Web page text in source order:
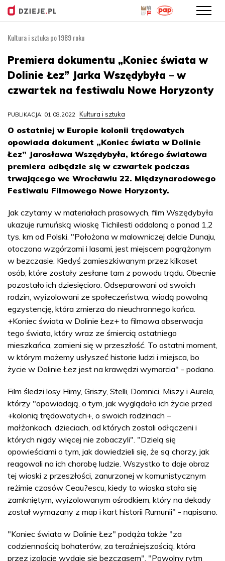
treści
Kultura i sztuka po 1989 roku
Premiera dokumentu „Koniec świata w
Dolinie Łez” Jarka Wszędybyła – w
czwartek na festiwalu Nowe Horyzonty
PUBLIKACJA: 01.08.2022 Kultura i sztuka
O ostatniej w Europie kolonii trędowatych
opowiada dokument „Koniec świata w Dolinie
Łez” Jarosława Wszędybyła, którego światowa
premiera odbędzie się w czwartek podczas
trwającego we Wrocławiu 22. Międzynarodowego
Festiwalu Filmowego Nowe Horyzonty.
Jak czytamy w materiałach prasowych, film Wszędybyła
ukazuje rumuńską wioskę Tichilesti oddaloną o ponad 1,2
tys. km od Polski. "Położona w malowniczej delcie Dunaju,
otoczona wzgórzami i lasami, jest miejscem pogrążonym
w bezczasie. Kiedyś zamieszkiwanym przez kilkaset
osób, które zostały zesłane tam z powodu trądu. Obecnie
pozostało ich dziesięcioro. Odseparowani od swoich
rodzin, wyizolowani ze społeczeństwa, wiodą powolną
egzystencję, która zmierza do nieuchronnego końca.
+Koniec świata w Dolinie Łez+ to filmowa obserwacja
tego świata, który wraz ze śmiercią ostatniego
mieszkańca, zamieni się w przeszłość. To ostatni moment,
w którym możemy usłyszeć historie ludzi i miejsca, bo
życie w Dolinie Łez jest na krawędzi wymarcia" - podano.
Film śledzi losy Himy, Griszy, Stelli, Domnici, Miszy i Aurela,
którzy "opowiadają, o tym, jak wyglądało ich życie przed
+kolonią trędowatych+, o swoich rodzinach –
małżonkach, dzieciach, od których zostali odłączeni i
których nigdy więcej nie zobaczyli". "Dzielą się
opowieściami o tym, jak dowiedzieli się, że są chorzy, jak
reagowali na ich chorobę ludzie. Wszystko to daje obraz
tej wioski z przeszłości, zanurzonej w komunistycznym
reżimie czasów Ceau?escu, kiedy to wioska stała się
zamkniętym, wyizolowanym ośrodkiem, który na dekady
został wymazany z map i kart historii Rumunii" - napisano.
"Koniec świata w Dolinie Łez" podąża także "za
codziennością bohaterów, za teraźniejszością, która
przez izolację wydaje się bezczasem". "Powolny rytm